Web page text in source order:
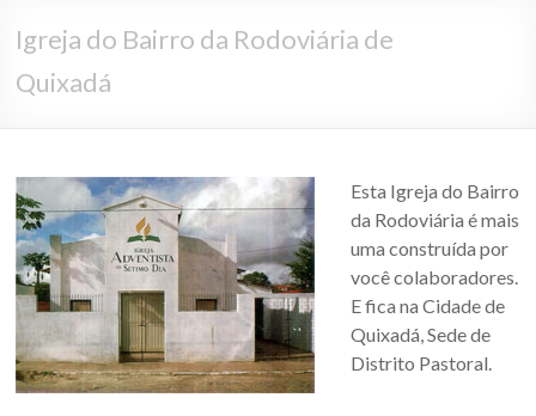
Igreja do Bairro da Rodoviária de
Quixadá
Esta Igreja do Bairro
da Rodoviária é mais
uma construída por
você colaboradores.
E fica na Cidade de
Quixadá, Sede de
Distrito Pastoral.